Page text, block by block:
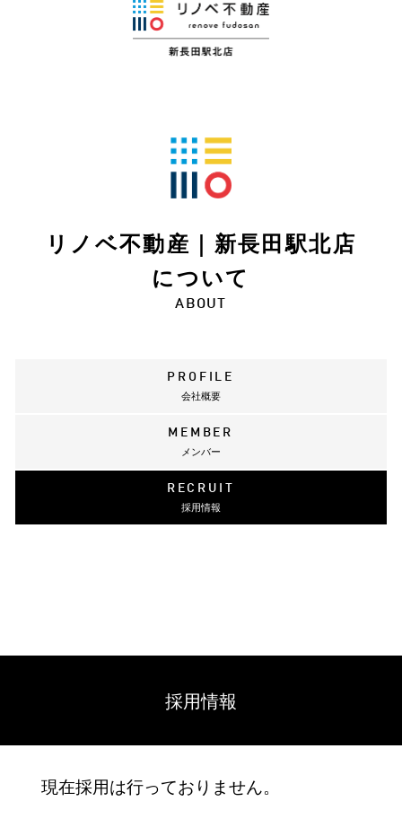
リノベ不動産｜新長田駅北店
について
ABOUT
PROFILE
会社概要
MEMBER
メンバー
RECRUIT
採用情報
採用情報
現在採用は行っておりません。